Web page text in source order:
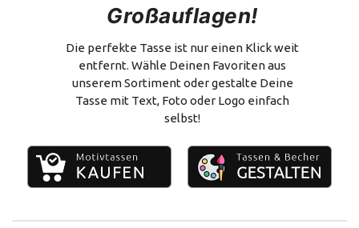
Alles zum Selbstgestalten
Versand & Zahlung
Vertrag widerrufen
Großauflagen!
Die perfekte Tasse ist nur einen Klick weit
entfernt. Wähle Deinen Favoriten aus
unserem Sortiment oder gestalte Deine
Tasse mit Text, Foto oder Logo einfach
selbst!